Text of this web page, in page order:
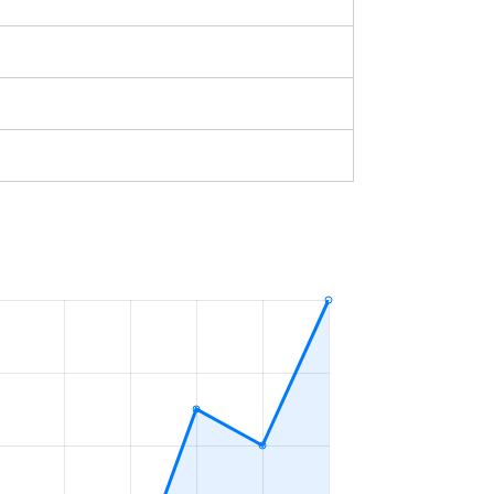
築35年
2023年7～9月
2023年4～6月
2023年4～6月